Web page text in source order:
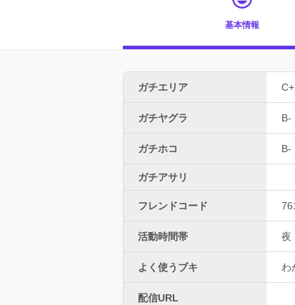
基本情報
ガチエリア C+
ガチヤグラ B-
ガチホコ B-
ガチアサリ
フレンドコード
活動時間帯 夜
よく使うブキ わ
配信URL